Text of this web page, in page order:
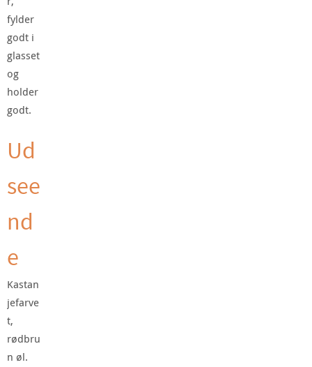
fylder
godt i
glasset
og
holder
godt.
Ud
see
nd
e
Kastan
jefarve
t,
rødbru
n øl.